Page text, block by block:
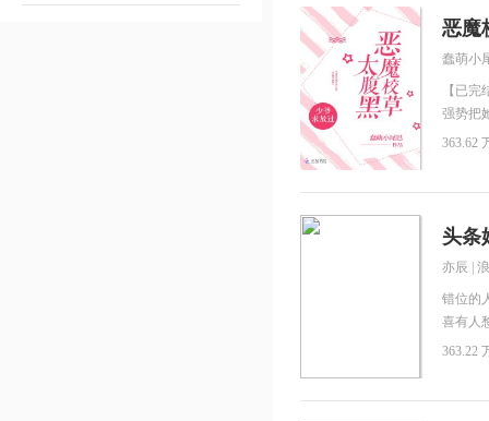
恶魔
蠢萌小
【已
强势把
就罩了
高成绩
魔！【
写。】
363.62
头条
亦辰
错位的
喜有人
得她去
363.22